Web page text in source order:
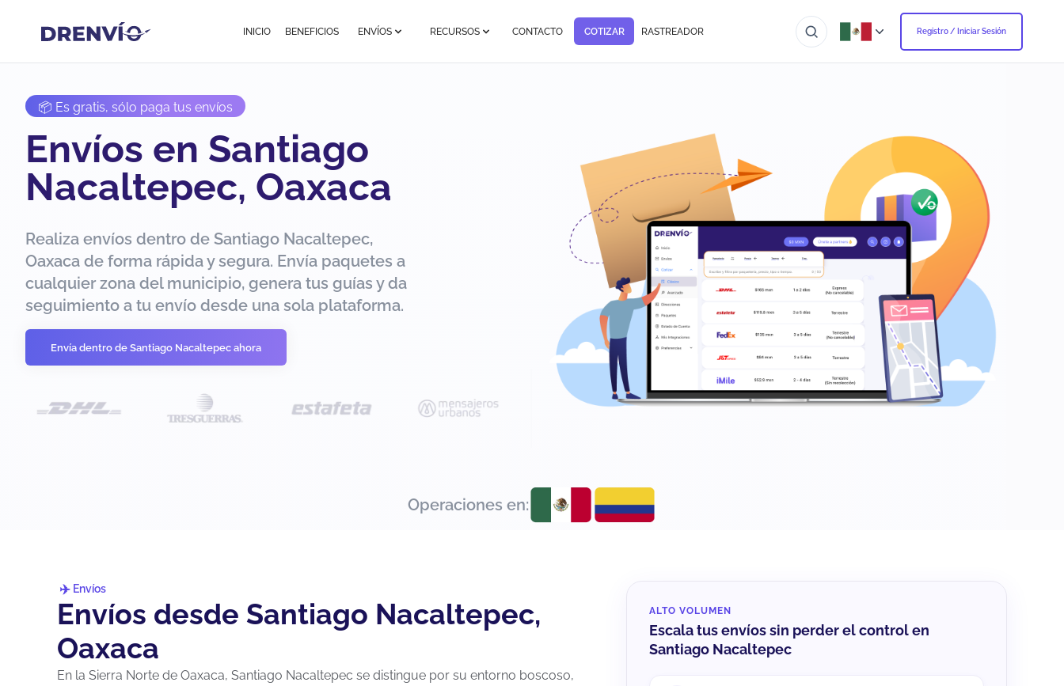
INICIO BENEFICIOS ENVÍOS RECURSOS CONTACTO COTIZAR RASTREADOR Registro / Iniciar Sesión
📦 Es gratis, sólo paga tus envíos
Envíos en Santiago
Nacaltepec, Oaxaca
Realiza envíos dentro de Santiago Nacaltepec,
Oaxaca de forma rápida y segura. Envía paquetes a
cualquier zona del municipio, genera tus guías y da
seguimiento a tu envío desde una sola plataforma.
Envía dentro de Santiago Nacaltepec ahora
Operaciones en:
Envíos
Envíos desde Santiago Nacaltepec,
Oaxaca
En la Sierra Norte de Oaxaca, Santiago Nacaltepec se distingue por su entorno boscoso,
ALTO VOLUMEN
Escala tus envíos sin perder el control en
Santiago Nacaltepec